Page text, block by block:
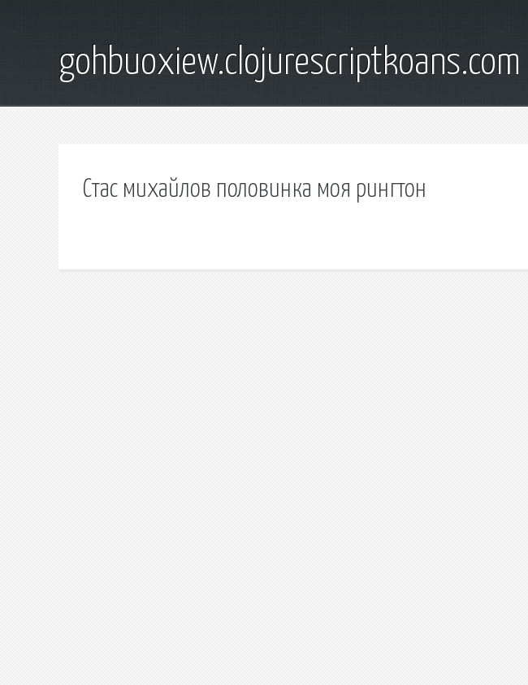
gohbuoxiew.clojurescriptkoans.com
Стас михайлов половинка моя рингтон